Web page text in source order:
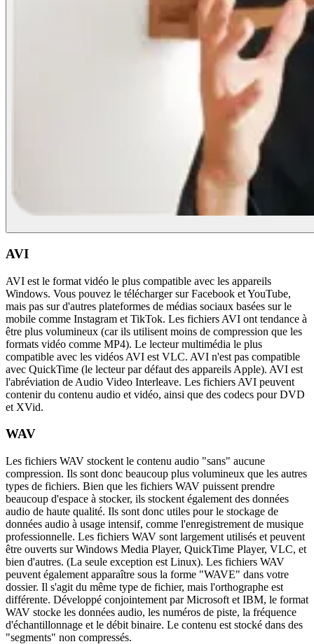
AVI
AVI est le format vidéo le plus compatible avec les appareils
Windows. Vous pouvez le télécharger sur Facebook et YouTube,
mais pas sur d'autres plateformes de médias sociaux basées sur le
mobile comme Instagram et TikTok. Les fichiers AVI ont tendance à
être plus volumineux (car ils utilisent moins de compression que les
formats vidéo comme MP4). Le lecteur multimédia le plus
compatible avec les vidéos AVI est VLC. AVI n'est pas compatible
avec QuickTime (le lecteur par défaut des appareils Apple). AVI est
l'abréviation de Audio Video Interleave. Les fichiers AVI peuvent
contenir du contenu audio et vidéo, ainsi que des codecs pour DVD
et XVid.
WAV
Les fichiers WAV stockent le contenu audio "sans" aucune
compression. Ils sont donc beaucoup plus volumineux que les autres
types de fichiers. Bien que les fichiers WAV puissent prendre
beaucoup d'espace à stocker, ils stockent également des données
audio de haute qualité. Ils sont donc utiles pour le stockage de
données audio à usage intensif, comme l'enregistrement de musique
professionnelle. Les fichiers WAV sont largement utilisés et peuvent
être ouverts sur Windows Media Player, QuickTime Player, VLC, et
bien d'autres. (La seule exception est Linux). Les fichiers WAV
peuvent également apparaître sous la forme "WAVE" dans votre
dossier. Il s'agit du même type de fichier, mais l'orthographe est
différente. Développé conjointement par Microsoft et IBM, le format
WAV stocke les données audio, les numéros de piste, la fréquence
d'échantillonnage et le débit binaire. Le contenu est stocké dans des
"segments" non compressés.